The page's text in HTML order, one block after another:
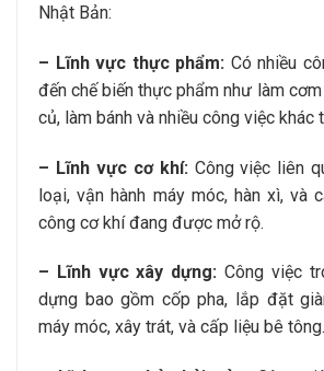
Nhật Bản:
– Lĩnh vực thực phẩm: Có nhiều
đến chế biến thực phẩm như làm
củ, làm bánh và nhiều công việc khác
– Lĩnh vực cơ khí: Công việc liên
loại, vận hành máy móc, hàn xì, và
công cơ khí đang được mở rộ.
– Lĩnh vực xây dựng: Công việc
dựng bao gồm cốp pha, lắp đặt
máy móc, xây trát, và cấp liệu bê tông.